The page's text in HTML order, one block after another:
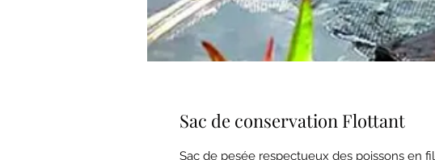
Sac de conservation Flottant
Sac de pesée respectueux des poissons en